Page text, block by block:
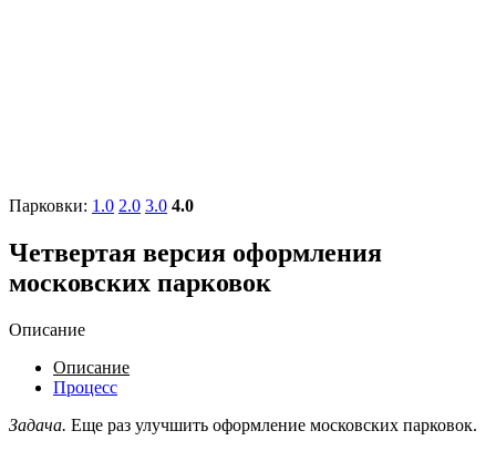
Парковки: 1.0 2.0 3.0 4.0
Четвертая версия оформления
московских парковок
Описание
Описание
Процесс
Задача. Еще раз улучшить оформление московских парковок.